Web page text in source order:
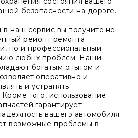
безопасности на дороге.
наш сервис вы получите не
ремонт ремонта
но и профессиональный
любых проблем. Наши
богатым опытом и
оперативно и
и устранять
того, использование
гарантирует
вашего автомобиля
возможные проблемы в